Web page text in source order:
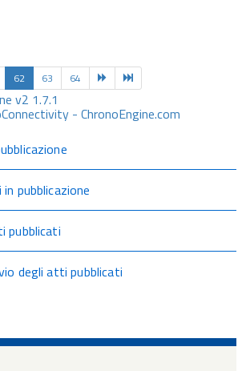
62 63 64
v2 1.7.1
- ChronoEngine.com
pubblicazione
pubblicati
degli atti pubblicati